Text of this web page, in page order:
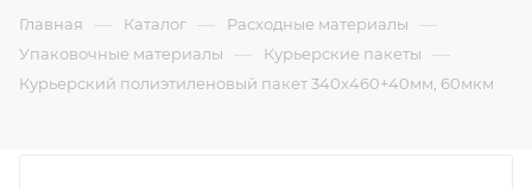
Главная — Каталог — Расходные материалы —
Упаковочные материалы — Курьерские пакеты —
Курьерский полиэтиленовый пакет 340х460+40мм, 60мкм